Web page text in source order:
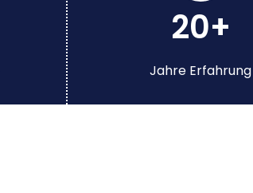
20+
Jahre Erfahrung